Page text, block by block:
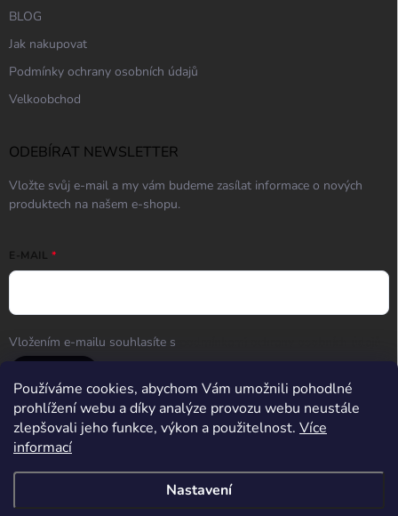
Používáme cookies, abychom Vám umožnili pohodlné
prohlížení webu a díky analýze provozu webu neustále
zlepšovali jeho funkce, výkon a použitelnost. Více
informací
Nastavení
BLOG
Jak nakupovat
Podmínky ochrany osobních údajů
Velkoobchod
ODEBÍRAT NEWSLETTER
Vložte svůj e-mail a my vám budeme zasílat informace o nových
produktech na našem e-shopu.
E-MAIL
Vložením e-mailu souhlasíte s